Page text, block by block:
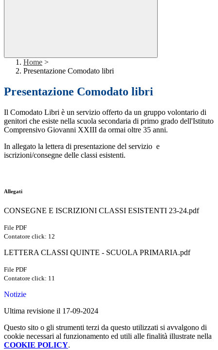
Home >
Presentazione Comodato libri
Presentazione Comodato libri
Il Comodato Libri è un servizio offerto da un gruppo volontario di
genitori che esiste nella scuola secondaria di primo grado dell'Istituto
Comprensivo Giovanni XXIII da ormai oltre 35 anni.
In allegato la lettera di presentazione del servizio e
iscrizioni/consegne delle classi esistenti.
Allegati
CONSEGNE E ISCRIZIONI CLASSI ESISTENTI 23-24.pdf
File PDF
Contatore click: 12
LETTERA CLASSI QUINTE - SCUOLA PRIMARIA.pdf
File PDF
Contatore click: 11
Notizie
Ultima revisione il 17-09-2024
Questo sito o gli strumenti terzi da questo utilizzati si avvalgono di
cookie necessari al funzionamento ed utili alle finalità illustrate nella
COOKIE POLICY.